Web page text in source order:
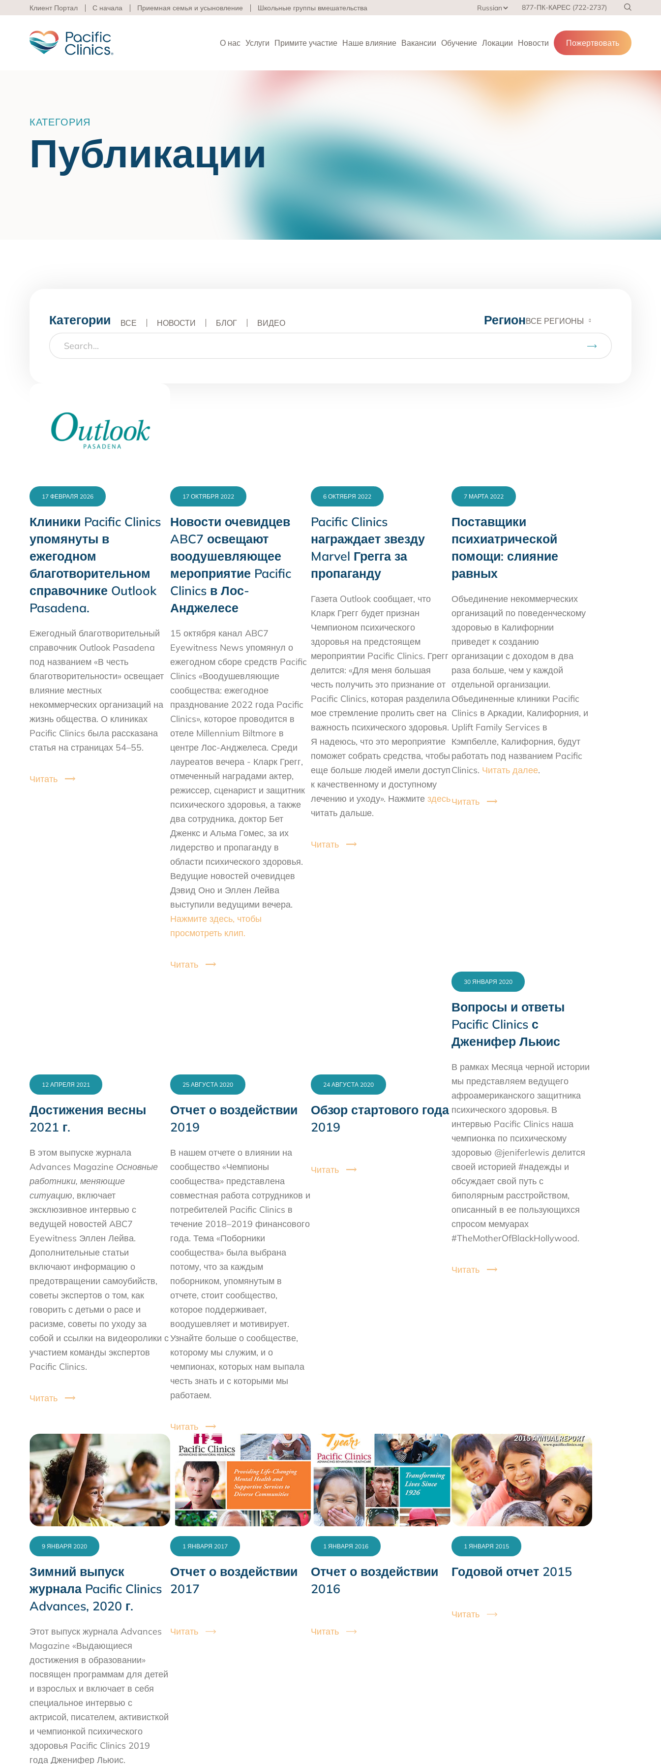
Клиент Портал С начала Приемная семья и усыновление Школьные группы вмешательства 877-ПК-КАРЕС (722-2737)
О нас Услуги Примите участие Наше влияние Вакансии Обучение Локации Новости Пожертвовать
Психического здоровья
Образовательные
программы
Сервисная служба
Pacific Clinics предоставляет высококачественные услуги в области
поведенческого здоровья и социальных услуг для обеспечения
справедливости в отношении здоровья и благополучия детей, взрослых
и семей. Узнайте больше о наших жизнеутверждающих услугах,
Службы профилактики и раннего вмешательства
Bay Area
КАТЕГОРИЯ
Публикации
Категории ВСЕ НОВОСТИ БЛОГ ВИДЕО РегионВСЕ РЕГИОНЫ
Клиники Pacific Clinics
упомянуты в
ежегодном
благотворительном
справочнике Outlook
Pasadena.
17 ФЕВРАЛЯ 2026
Ежегодный благотворительный
справочник Outlook Pasadena
под названием «В честь
благотворительности» освещает
влияние местных
некоммерческих организаций на
жизнь общества. О клиниках
Pacific Clinics была рассказана
статья на страницах 54–55.
Читать
Новости очевидцев
ABC7 освещают
воодушевляющее
мероприятие Pacific
Clinics в Лос-
Анджелесе
17 ОКТЯБРЯ 2022
15 октября канал ABC7
Eyewitness News упомянул о
ежегодном сборе средств Pacific
Clinics «Воодушевляющие
сообщества: ежегодное
празднование 2022 года Pacific
Clinics», которое проводится в
отеле Millennium Biltmore в
центре Лос-Анджелеса. Среди
лауреатов вечера - Кларк Грегг,
отмеченный наградами актер,
режиссер, сценарист и защитник
психического здоровья, а также
два сотрудника, доктор Бет
Дженкс и Альма Гомес, за их
лидерство и пропаганду в
области психического здоровья.
Ведущие новостей очевидцев
Дэвид Оно и Эллен Лейва
выступили ведущими вечера.
Нажмите здесь, чтобы
просмотреть клип.
Читать
Pacific Clinics
награждает звезду
Marvel Грегга за
пропаганду
6 ОКТЯБРЯ 2022
Газета Outlook сообщает, что
Кларк Грегг будет признан
Чемпионом психического
здоровья на предстоящем
мероприятии Pacific Clinics. Грегг
делится: «Для меня большая
честь получить это признание от
Pacific Clinics, которая разделила
мое стремление пролить свет на
важность психического здоровья.
Я надеюсь, что это мероприятие
поможет собрать средства, чтобы
еще больше людей имели доступ
к качественному и доступному
лечению и уходу». Нажмите здесь
читать дальше.
Читать
Поставщики
психиатрической
помощи: слияние
равных
7 МАРТА 2022
Объединение некоммерческих
организаций по поведенческому
здоровью в Калифорнии
приведет к созданию
организации с доходом в два
раза больше, чем у каждой
отдельной организации.
Объединенные клиники Pacific
Clinics в Аркадии, Калифорния, и
Uplift Family Services в
Кэмпбелле, Калифорния, будут
работать под названием Pacific
Clinics. Читать далее.
Читать
Достижения весны
2021 г.
12 АПРЕЛЯ 2021
В этом выпуске журнала
Advances Magazine Основные
работники, меняющие
ситуацию, включает
эксклюзивное интервью с
ведущей новостей ABC7
Eyewitness Эллен Лейва.
Дополнительные статьи
включают информацию о
предотвращении самоубийств,
советы экспертов о том, как
говорить с детьми о расе и
расизме, советы по уходу за
собой и ссылки на видеоролики с
участием команды экспертов
Pacific Clinics.
Читать
Отчет о воздействии
2019
25 АВГУСТА 2020
В нашем отчете о влиянии на
сообщество «Чемпионы
сообщества» представлена ​​
совместная работа сотрудников и
потребителей Pacific Clinics в
течение 2018–2019 финансового
года. Тема «Поборники
сообщества» была выбрана
потому, что за каждым
поборником, упомянутым в
отчете, стоит сообщество,
которое поддерживает,
воодушевляет и мотивирует.
Узнайте больше о сообществе,
которому мы служим, и о
чемпионах, которых нам выпала
честь знать и с которыми мы
работаем.
Читать
Обзор стартового года
2019
24 АВГУСТА 2020
Читать
Вопросы и ответы
Pacific Clinics с
Дженифер Льюис
30 ЯНВАРЯ 2020
В рамках Месяца черной истории
мы представляем ведущего
афроамериканского защитника
психического здоровья. В
интервью Pacific Clinics наша
чемпионка по психическому
здоровью @jeniferlewis делится
своей историей #надежды и
обсуждает свой путь с
биполярным расстройством,
описанный в ее пользующихся
спросом мемуарах
#TheMotherOfBlackHollywood.
Читать
Зимний выпуск
журнала Pacific Clinics
Advances, 2020 г.
9 ЯНВАРЯ 2020
Этот выпуск журнала Advances
Magazine «Выдающиеся
достижения в образовании»
посвящен программам для детей
и взрослых и включает в себя
специальное интервью с
актрисой, писателем, активисткой
и чемпионкой психического
здоровья Pacific Clinics 2019
года Дженифер Льюис.
Отчет о воздействии
2017
1 ЯНВАРЯ 2017
Читать
Отчет о воздействии
2016
1 ЯНВАРЯ 2016
Читать
Годовой отчет 2015
1 ЯНВАРЯ 2015
Читать